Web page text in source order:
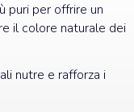
puri per offrire un
il colore naturale dei
nutre e rafforza i